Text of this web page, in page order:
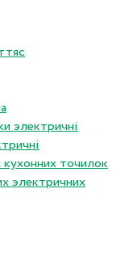
электричнi
точилок
электричних